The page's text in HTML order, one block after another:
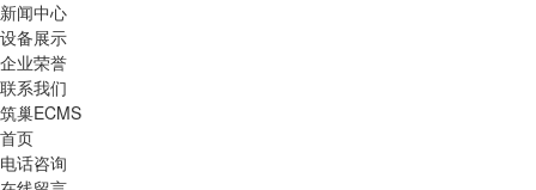
新闻中心
设备展示
企业荣誉
联系我们
筑巢ECMS
首页
电话咨询